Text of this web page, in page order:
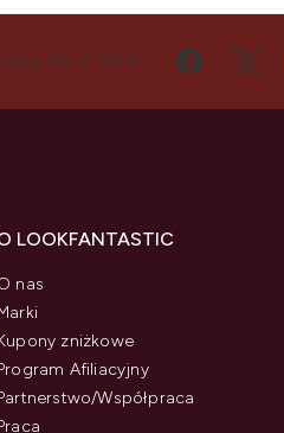
SIĘ Z NAMI
LOOKFANTASTIC
nas
zniżkowe
Afiliacyjny
Współpraca